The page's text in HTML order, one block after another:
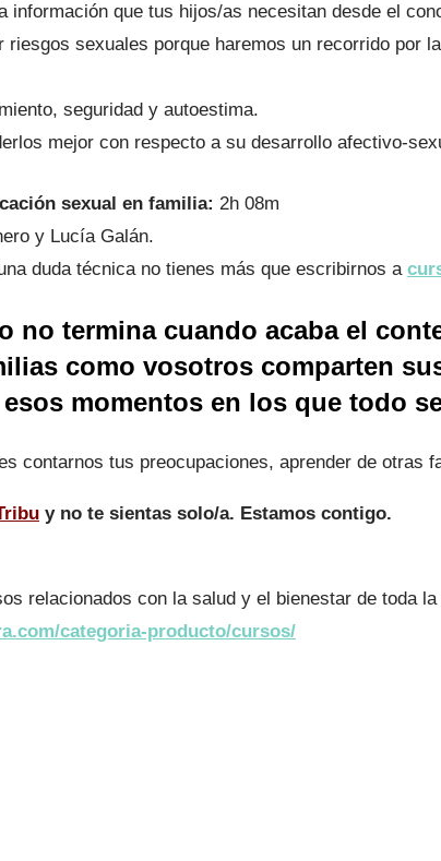
información que tus hijos/as necesitan desde el
riesgos sexuales porque haremos un recorrido por
seguridad y autoestima.
mejor con respecto a su desarrollo afectivo-
sexual en familia: 2h 08m
y Lucía Galán.
duda técnica no tienes más que escribirnos a
no termina cuando acaba el
como vosotros comparten
momentos en los que todo
contarnos tus preocupaciones, aprender de otras
y no te sientas solo/a. Estamos contigo.
relacionados con la salud y el bienestar de toda
categoria-producto/cursos/